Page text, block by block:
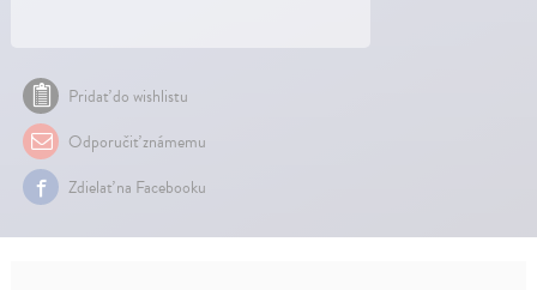
Pridať do wishlistu
Odporučiť známemu
Zdielať na Facebooku